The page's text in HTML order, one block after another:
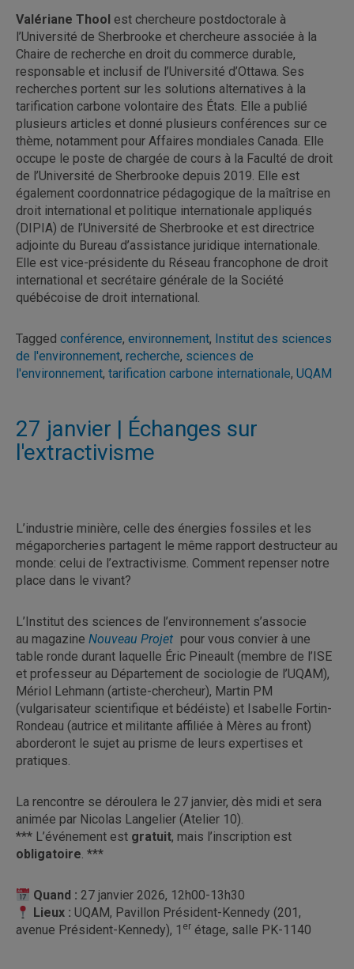
Valériane Thool est chercheure postdoctorale à
l’Université de Sherbrooke et chercheure associée à la
Chaire de recherche en droit du commerce durable,
responsable et inclusif de l’Université d’Ottawa. Ses
recherches portent sur les solutions alternatives à la
tarification carbone volontaire des États. Elle a publié
plusieurs articles et donné plusieurs conférences sur ce
thème, notamment pour Affaires mondiales Canada. Elle
occupe le poste de chargée de cours à la Faculté de droit
de l’Université de Sherbrooke depuis 2019. Elle est
également coordonnatrice pédagogique de la maîtrise en
droit international et politique internationale appliqués
(DIPIA) de l’Université de Sherbrooke et est directrice
adjointe du Bureau d’assistance juridique internationale.
Elle est vice-présidente du Réseau francophone de droit
international et secrétaire générale de la Société
québécoise de droit international.
Tagged conférence, environnement, Institut des sciences
de l'environnement, recherche, sciences de
l'environnement, tarification carbone internationale, UQAM
27 janvier | Échanges sur
l'extractivisme
L’industrie minière, celle des énergies fossiles et les
mégaporcheries partagent le même rapport destructeur au
monde: celui de l’extractivisme. Comment repenser notre
place dans le vivant?
L’Institut des sciences de l’environnement s’associe
au magazine Nouveau Projet pour vous convier à une
table ronde durant laquelle Éric Pineault (membre de l’ISE
et professeur au Département de sociologie de l’UQAM),
Mériol Lehmann (artiste-chercheur), Martin PM
(vulgarisateur scientifique et bédéiste) et Isabelle Fortin-
Rondeau (autrice et militante affiliée à Mères au front)
aborderont le sujet au prisme de leurs expertises et
pratiques.
La rencontre se déroulera le 27 janvier, dès midi et sera
animée par Nicolas Langelier (Atelier 10).
*** L’événement est gratuit, mais l’inscription est
obligatoire. ***
Quand : 27 janvier 2026, 12h00-13h30
Lieux : UQAM, Pavillon Président-Kennedy (201,
avenue Président-Kennedy), 1 er étage, salle PK-1140